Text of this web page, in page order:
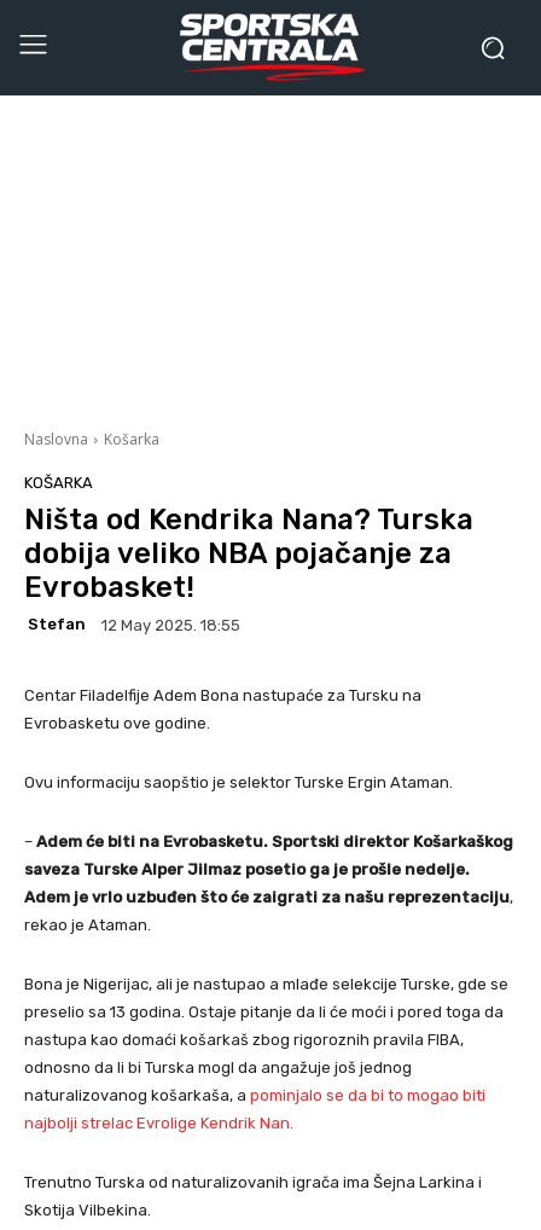
Naslovna Košarka
KOŠARKA
Ništa od Kendrika Nana? Turska
dobija veliko NBA pojačanje za
Evrobasket!
Stefan 12 May 2025. 18:55
Centar Filadelfije Adem Bona nastupaće za Tursku na
Evrobasketu ove godine.
Ovu informaciju saopštio je selektor Turske Ergin Ataman.
– Adem će biti na Evrobasketu. Sportski direktor Košarkaškog
saveza Turske Alper Jilmaz posetio ga je prošle nedelje.
Adem je vrlo uzbuđen što će zaigrati za našu reprezentaciju,
rekao je Ataman.
Bona je Nigerijac, ali je nastupao a mlađe selekcije Turske, gde se
preselio sa 13 godina. Ostaje pitanje da li će moći i pored toga da
nastupa kao domaći košarkaš zbog rigoroznih pravila FIBA,
odnosno da li bi Turska mogl da angažuje još jednog
naturalizovanog košarkaša, a pominjalo se da bi to mogao biti
najbolji strelac Evrolige Kendrik Nan.
Trenutno Turska od naturalizovanih igrača ima Šejna Larkina i
Skotija Vilbekina.